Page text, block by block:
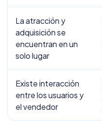
La atracción y
adquisición se
encuentran en un
solo lugar
Existe interacción
entre los usuarios y
el vendedor